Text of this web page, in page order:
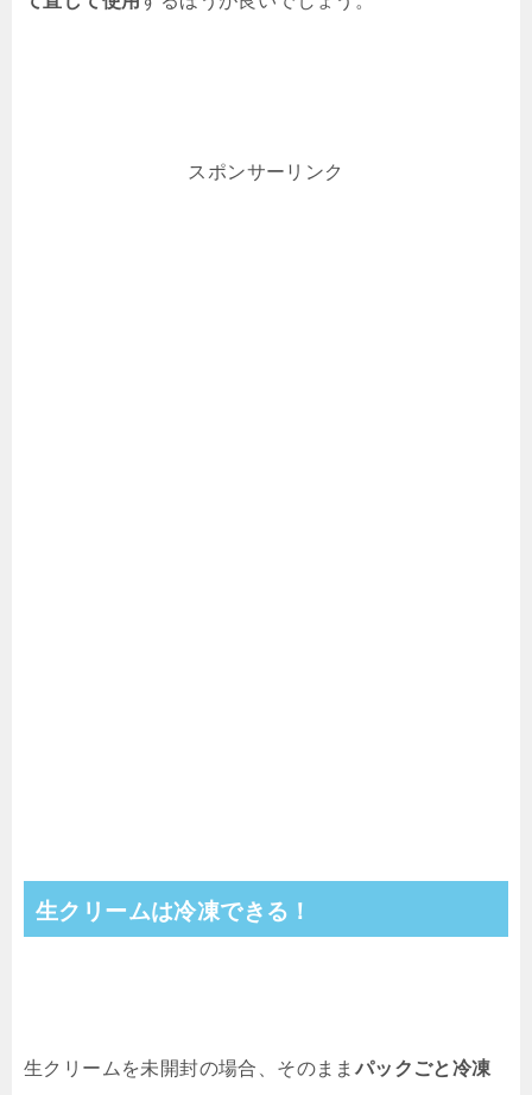
スポンサーリンク
生クリームは冷凍できる！
生クリームを未開封の場合、そのまま パックごと冷凍